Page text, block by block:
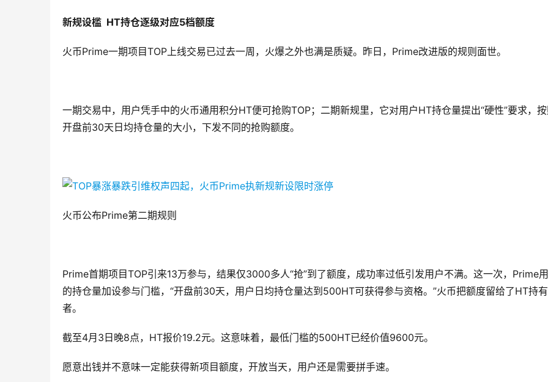
新规设槛 HT持仓逐级对应5档额度
火币Prime一期项目TOP上线交易已过去一周，火爆之外也满是质疑。昨日，Prime改进版的规则面世。
一期交易中，用户凭手中的火币通用积分HT便可抢购TOP；二期新规里，它对用户HT持仓量提出“硬性”要求，
开盘前30天日均持仓量的大小，下发不同的抢购额度。
火币公布Prime第二期规则
Prime首期项目TOP引来13万参与，结果仅3000多人“抢”到了额度，成功率过低引发用户不满。这一次，Prime
的持仓量加设参与门槛，“开盘前30天，用户日均持仓量达到500HT可获得参与资格。”火币把额度留给了HT持有
者。
截至4月3日晚8点，HT报价19.2元。这意味着，最低门槛的500HT已经价值9600元。
愿意出钱并不意味一定能获得新项目额度，开放当天，用户还是需要拼手速。